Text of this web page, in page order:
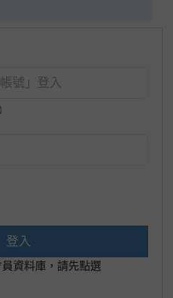
登入
資料庫，請先點選